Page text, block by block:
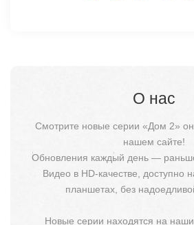
О нас
Смотрите новые серии «Дом 2»
нашем сайте!
Обновления каждый день —
Видео в HD-качестве, доступно
планшетах, без
Новые серии находятся на